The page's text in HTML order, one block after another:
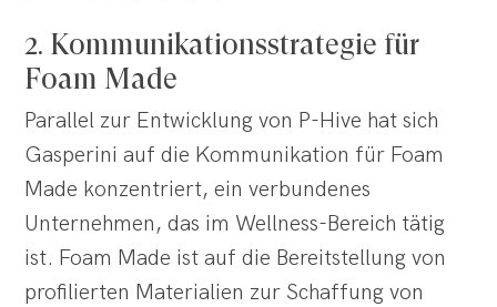
2. Kommunikationsstrategie für
Foam Made
Parallel zur Entwicklung von P-Hive hat sich
Gasperini auf die Kommunikation für Foam
Made konzentriert, ein verbundenes
Unternehmen, das im Wellness-Bereich tätig
ist. Foam Made ist auf die Bereitstellung von
profilierten Materialien zur Schaffung von